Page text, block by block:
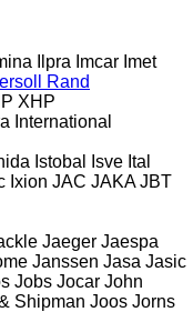
Ilpra Imcar Imet
Rand
XHP
International
Istobal Isve Ital
Ixion JAC JAKA JBT
Jaeger Jaespa
Janssen Jasa Jasic
Jobs Jocar John
Shipman Joos Jorns